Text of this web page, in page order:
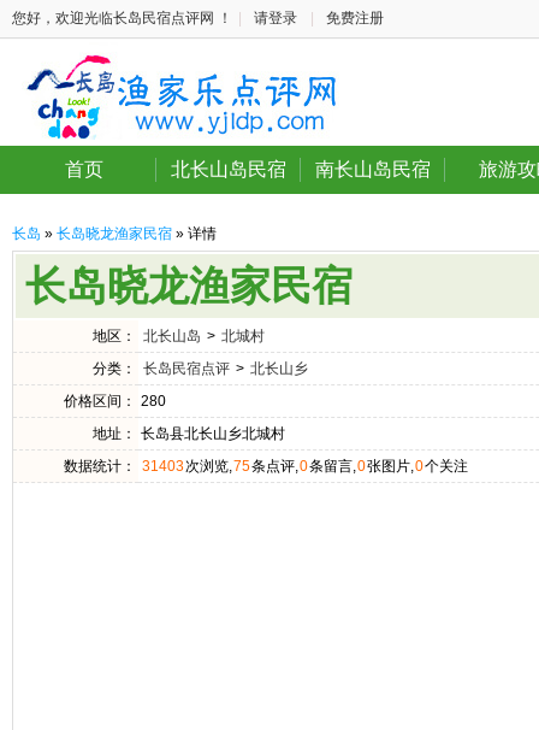
您好，欢迎光临长岛民宿点评网 ！ 请登录 免费注册
首页 北长山岛民宿 南长山岛民宿 旅游
长岛 » 长岛晓龙渔家民宿 » 详情
长岛晓龙渔家民宿
地区： 北长山岛 > 北城村
分类：
长岛民宿点评 > 北长山乡
价格区间：
280
地址：
长岛县北长山乡北城村
数据统计：
31403次浏览,75条点评,0条留言,0张图片,0个关注